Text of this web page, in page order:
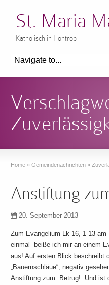
St. Maria
Katholisch in Höntrop
Home » Gemeindenachrichten »
Anstiftung
20. September 2013
Zum Evangelium Lk 16, 1-13
einmal beiße ich mir an einem
aus! Auf ersten Blick beschreibt
„Bauernschläue“, negativ
Anstiftung zum Betrug! Und ist